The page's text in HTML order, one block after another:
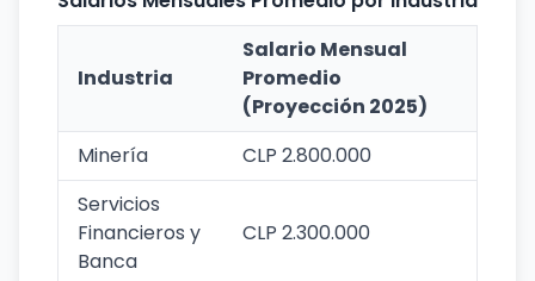
Industria
Salario Mensual
Promedio
(Proyección 2025)
Minería
CLP 2.800.000
Servicios
Financieros y
Banca
CLP 2.300.000